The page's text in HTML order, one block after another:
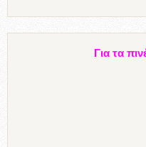
Για τα